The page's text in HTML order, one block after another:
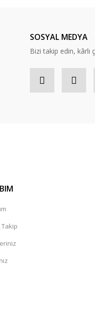
araştırmaya başladım.
dönüş yaptılar.
SOSYAL MEDYA
Bizi takip edin, kârlı